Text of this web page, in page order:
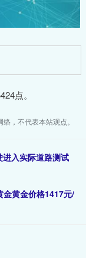
点。
，不代表本站观点。
入实际道路测试
金黄金价格1417元/